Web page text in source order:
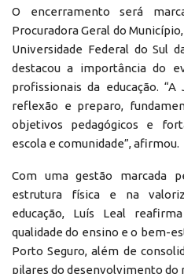
O encerramento será
Procuradora Geral do
Universidade Federal do Sul
destacou a importância do
profissionais da educação.
reflexão e preparo,
objetivos pedagógicos e
escola e comunidade”, afirmou.
Com uma gestão marcada
estrutura física e na
educação, Luís Leal
qualidade do ensino e o bem-
Porto Seguro, além de
pilares do desenvolvimento do